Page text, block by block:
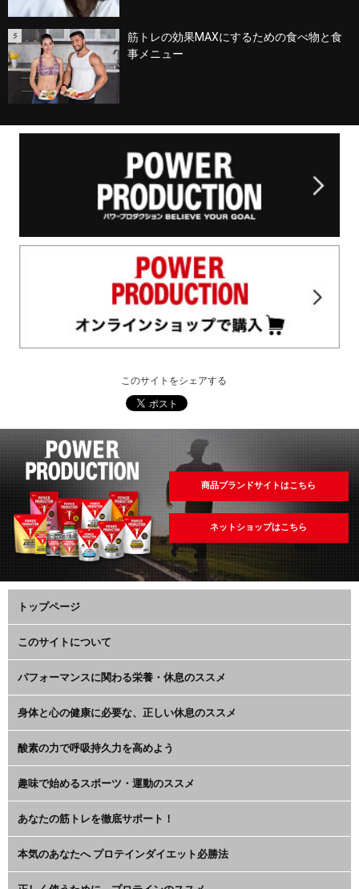
筋トレの効果MAXにするための食べ物と食
事メニュー
このサイトをシェアする
商品ブランドサイトはこちら
ネットショップはこちら
トップページ
このサイトについて
パフォーマンスに関わる栄養・休息のススメ
身体と心の健康に必要な、正しい休息のススメ
酸素の力で呼吸持久力を高めよう
趣味で始めるスポーツ・運動のススメ
あなたの筋トレを徹底サポート！
本気のあなたへ プロテインダイエット必勝法